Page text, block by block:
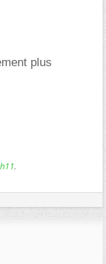
plus
.